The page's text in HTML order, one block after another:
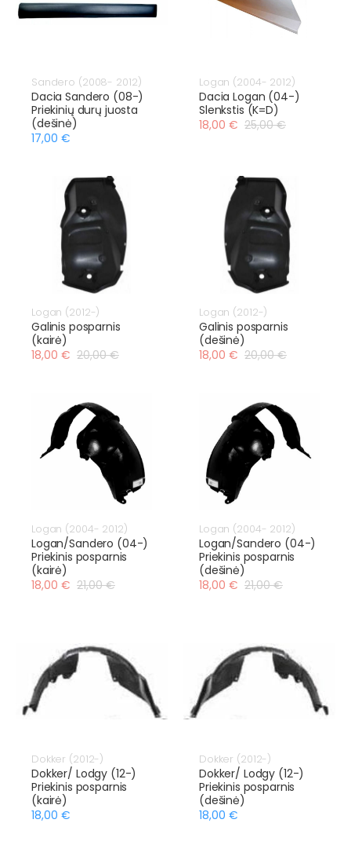
Sandero (2008- 2012)
Dacia Sandero (08-)
Priekinių durų juosta
(dešinė)
17,00 €
Logan (2004- 2012)
Dacia Logan (04-)
Slenkstis (K=D)
18,00 € 25,00 €
Logan (2012-)
Galinis posparnis
(kairė)
18,00 € 20,00 €
Logan (2012-)
Galinis posparnis
(dešinė)
18,00 € 20,00 €
Logan (2004- 2012)
Logan/Sandero (04-)
Priekinis posparnis
(kairė)
18,00 € 21,00 €
Logan (2004- 2012)
Logan/Sandero (04-)
Priekinis posparnis
(dešinė)
18,00 € 21,00 €
Dokker (2012-)
Dokker/ Lodgy (12-)
Priekinis posparnis
(kairė)
18,00 €
Dokker (2012-)
Dokker/ Lodgy (12-)
Priekinis posparnis
(dešinė)
18,00 €